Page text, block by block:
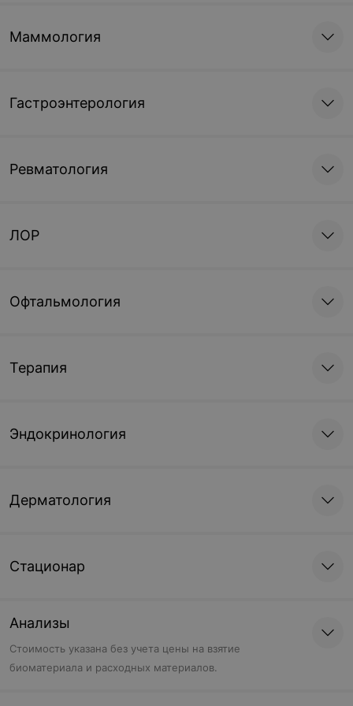
Маммология
Гастроэнтерология
Ревматология
ЛОР
Офтальмология
Терапия
Эндокринология
Дерматология
Стационар
Анализы
Cтоимость указана без учета цены на взятие
биоматериала и расходных материалов.